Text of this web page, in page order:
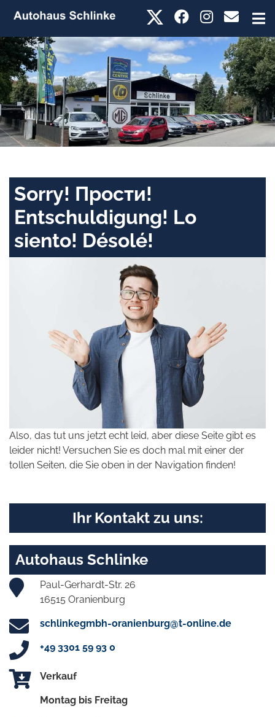
Sorry! Прости!
Entschuldigung! Lo
siento! Désolé!
Also, das tut uns jetzt echt leid, aber diese Seite gibt es
leider nicht! Versuchen Sie es doch mal mit einer der
tollen Seiten, die Sie oben in der Navigation finden!
Ihr Kontakt zu uns:
Autohaus Schlinke
Paul-Gerhardt-Str. 26
16515 Oranienburg
schlinkegmbh-oranienburg@t-online.de
+49 3301 59 93 0
Verkauf
Montag bis Freitag